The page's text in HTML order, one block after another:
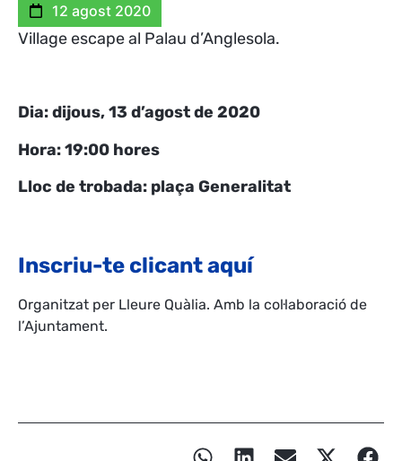
12 agost 2020
Village escape al Palau d’Anglesola.
Dia: dijous, 13 d’agost de 2020
Hora: 19:00 hores
Lloc de trobada: plaça Generalitat
Inscriu-te clicant aquí
Organitzat per Lleure Quàlia. Amb la col·laboració de
l’Ajuntament.